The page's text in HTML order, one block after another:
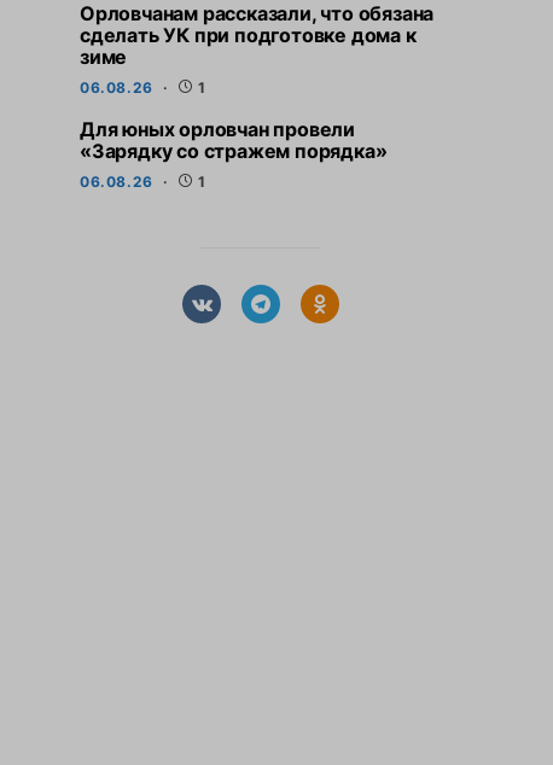
Орловчанам рассказали, что обязана
сделать УК при подготовке дома к
зиме
06.08.26 1
Для юных орловчан провели
«Зарядку со стражем порядка»
06.08.26 1